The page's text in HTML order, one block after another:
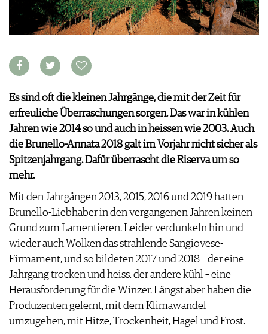
VORTEILSWELT
APPS
VIDEOS
BÜCHER
NEWS
WEINSZENE
PORTRAITS
VINOPHILES
ARCHIV
ANMELDEN
AWARDS
GEWINNSPIELE
VORTEILSWELT
ABO
WEINSUCHE
NEWSLETTER
WINE TRADE CLUB
REDAKTION
JOBS
WERBUNG
PRESSE
IMPRESSUM
Es sind oft die kleinen Jahrgänge, die mit der Zeit für
erfreuliche Überraschungen sorgen. Das war in kühlen
Jahren wie 2014 so und auch in heissen wie 2003. Auch
die Brunello-Annata 2018 galt im Vorjahr nicht sicher als
Spitzenjahrgang. Dafür überrascht die Riserva um so
mehr.
Mit den Jahrgängen 2013, 2015, 2016 und 2019 hatten
Brunello-Liebhaber in den vergangenen Jahren keinen
Grund zum Lamentieren. Leider verdunkeln hin und
wieder auch Wolken das strahlende Sangiovese-
Firmament, und so bildeten 2017 und 2018 – der eine
Jahrgang trocken und heiss, der andere kühl – eine
Herausforderung für die Winzer. Längst aber haben die
Produzenten gelernt, mit dem Klimawandel
umzugehen, mit Hitze, Trockenheit, Hagel und Frost.